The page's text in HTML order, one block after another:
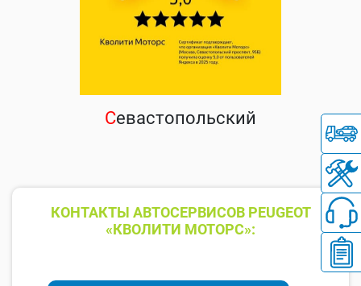
Севастопольский
КОНТАКТЫ АВТОСЕРВИСОВ PEUGEOT
«КВОЛИТИ МОТОРС»: